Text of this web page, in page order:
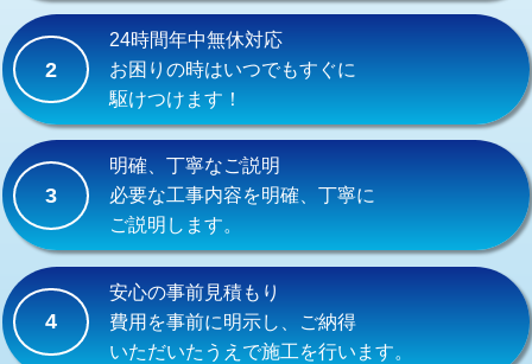
交換・取付(排水栓・排水トラップ
（P/S/ポップアップ））
交換・取付（その他部品）
持込商品取付（単水栓）
持込商品取付（混合水栓） 16,500円
持込商品取付（浄水器・分岐水栓） 16,500円
給水管工事※（ホール加工)
給水管工事※（バンド止め) 3,300円
2
24時間年中無休対応
お困りの時はいつでもすぐに
駆けつけます！
3
明確、丁寧なご説明
必要な工事内容を明確、丁寧に
ご説明します。
4
安心の事前見積もり
費用を事前に明示し、ご納得
いただいたうえで施工を行います。